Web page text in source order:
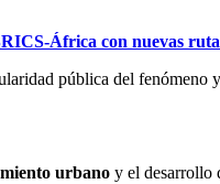
África con nuevas
pública del fenómeno
urbano y el desarrollo